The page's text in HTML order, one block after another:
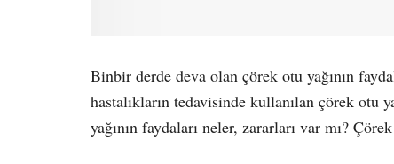
Binbir derde deva olan çörek otu yağının
hastalıkların tedavisinde kullanılan çörek otu
yağının faydaları neler, zararları var mı?